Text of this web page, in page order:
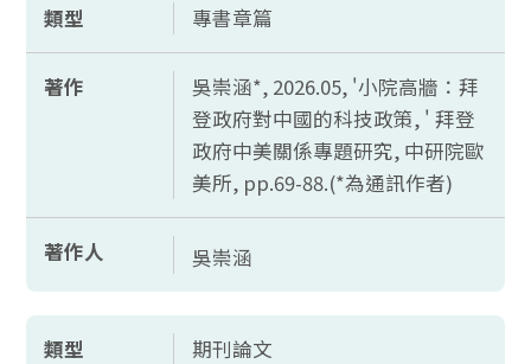
類型 專書章篇
著作
吳崇涵*, 2026.05, '小院高牆：拜
登政府對中國的科技政策, ' 拜登
政府中美關係專題研究, 中研院歐
美所, pp.69-88.(*為通訊作者)
著作人 吳崇涵
類型 期刊論文